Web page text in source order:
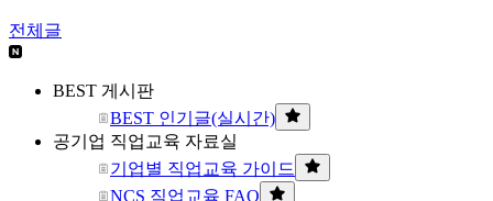
전체글
BEST 게시판
BEST 인기글(실시간)
공기업 직업교육 자료실
기업별 직업교육 가이드
NCS 직업교육 FAQ